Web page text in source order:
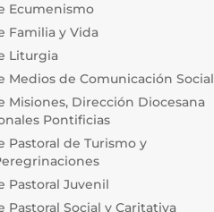
Ecumenismo
Familia y Vida
Liturgia
Medios de Comunicación Social
Misiones, Dirección Diocesana
Pontificias
Pastoral de Turismo y
Pastoral Juvenil
Pastoral Social y Caritativa